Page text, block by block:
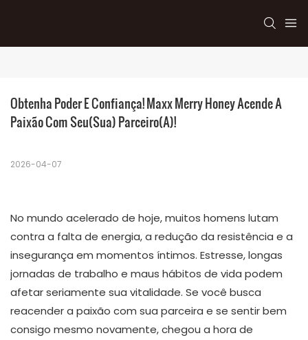
Obtenha Poder E Confiança! Maxx Merry Honey Acende A
Paixão Com Seu(sua) Parceiro(a)!
2026-04-07
No mundo acelerado de hoje, muitos homens lutam
contra a falta de energia, a redução da resistência e a
insegurança em momentos íntimos. Estresse, longas
jornadas de trabalho e maus hábitos de vida podem
afetar seriamente sua vitalidade. Se você busca
reacender a paixão com sua parceira e se sentir bem
consigo mesmo novamente, chegou a hora de